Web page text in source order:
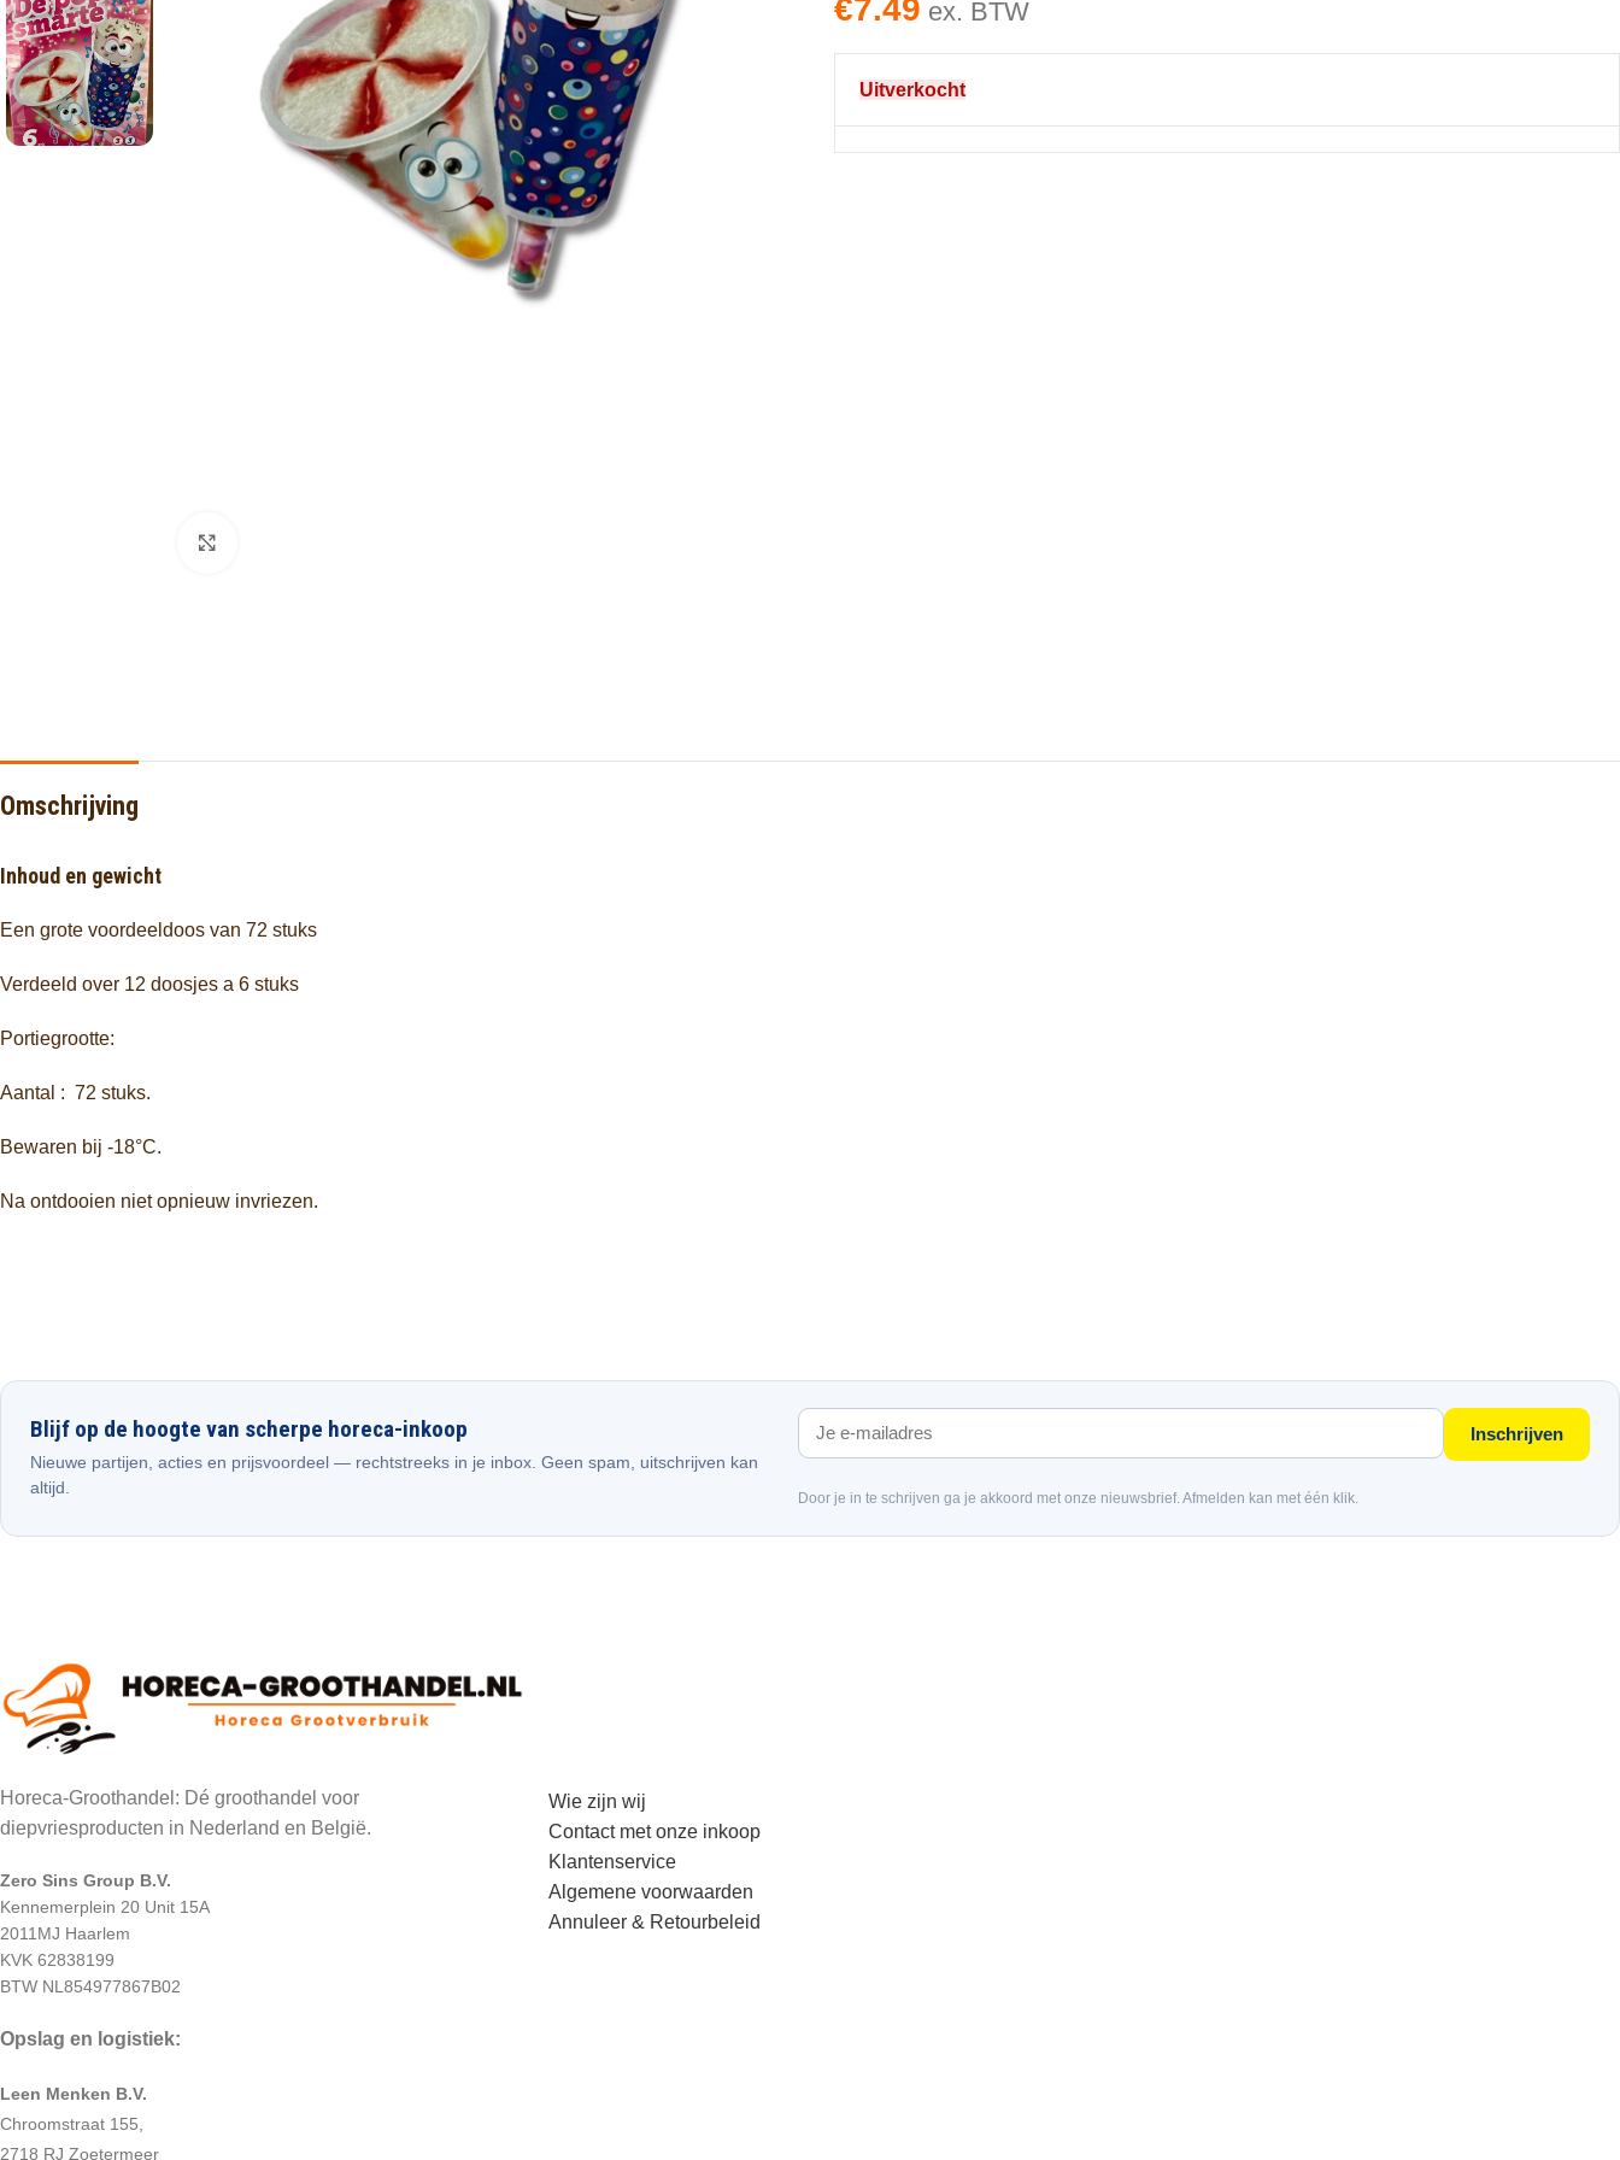
€7.49 ex. BTW
Uitverkocht
Omschrijving
Inhoud en gewicht
Een grote voordeeldoos van 72 stuks
Verdeeld over 12 doosjes a 6 stuks
Portiegrootte:
Aantal : 72 stuks.
Bewaren bij -18°C.
Na ontdooien niet opnieuw invriezen.
Blijf op de hoogte van scherpe horeca-inkoop
Nieuwe partijen, acties en prijsvoordeel — rechtstreeks in je inbox. Geen spam, uitschrijven kan
altijd.
Inschrijven
Door je in te schrijven ga je akkoord met onze nieuwsbrief. Afmelden kan met één klik.
Horeca-Groothandel: Dé groothandel voor
diepvriesproducten in Nederland en België.
Zero Sins Group B.V.
Kennemerplein 20 Unit 15A
2011MJ Haarlem
KVK 62838199
BTW NL854977867B02
Opslag en logistiek:
Leen Menken B.V.
Chroomstraat 155,
2718 RJ Zoetermeer
Wie zijn wij
Contact met onze inkoop
Klantenservice
Algemene voorwaarden
Annuleer & Retourbeleid